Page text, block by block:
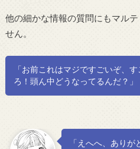
他の細かな情報の質問にもマル
せん。
「お前これはマジですごいぞ、
ろ！頭ん中どうなってるんだ？」
「えへへ、あり